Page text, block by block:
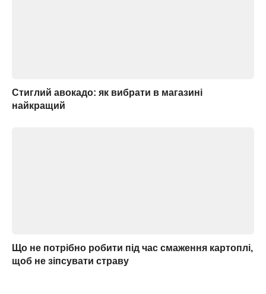
Стиглий авокадо: як вибрати в магазині
найкращий
Що не потрібно робити під час смаження картоплі,
щоб не зіпсувати страву